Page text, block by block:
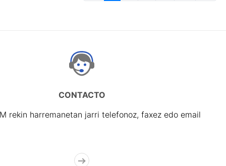
CONTACTO
rekin harremanetan jarri telefonoz, faxez edo email